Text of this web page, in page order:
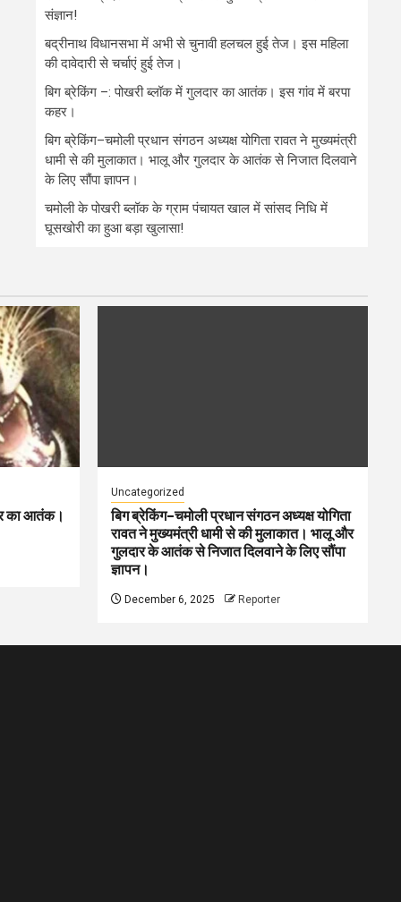
संज्ञान!
बद्रीनाथ विधानसभा में अभी से चुनावी हलचल हुई तेज। इस महिला
की दावेदारी से चर्चाएं हुई तेज।
बिग ब्रेकिंग –: पोखरी ब्लॉक में गुलदार का आतंक। इस गांव में बरपा
कहर।
बिग ब्रेकिंग–चमोली प्रधान संगठन अध्यक्ष योगिता रावत ने मुख्यमंत्री
धामी से की मुलाकात। भालू और गुलदार के आतंक से निजात दिलवाने
के लिए सौंपा ज्ञापन।
चमोली के पोखरी ब्लॉक के ग्राम पंचायत खाल में सांसद निधि में
घूसखोरी का हुआ बड़ा खुलासा!
का आतंक।
Uncategorized
बिग ब्रेकिंग–चमोली प्रधान संगठन अध्यक्ष योगिता
रावत ने मुख्यमंत्री धामी से की मुलाकात। भालू और
गुलदार के आतंक से निजात दिलवाने के लिए सौंपा
ज्ञापन।
December 6, 2025 Reporter